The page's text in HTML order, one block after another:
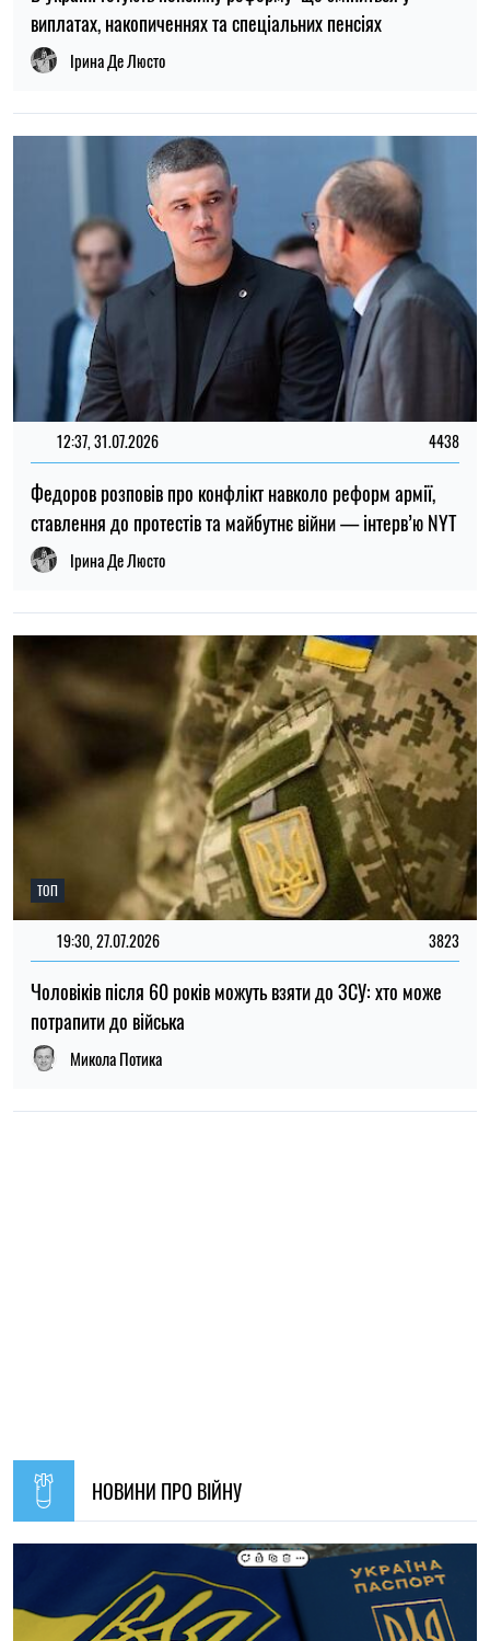
собаки, згоріли вольєри та кухня
Олена Расенко
16:00, 08.08.2026 493
Російський удар забрав життя дідуся, бабусі та їхнього
онука в Пуховці на Київщині
Олена Расенко
ПОПУЛЯРНІ НОВИНИ